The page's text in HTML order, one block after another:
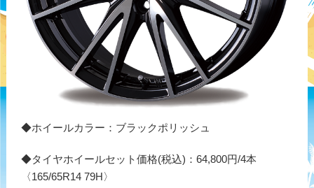
◆ホイールカラー：ブラックポリッシュ
◆タイヤホイールセット価格(税込)：64,800円/4本
〈165/65R14 79H〉